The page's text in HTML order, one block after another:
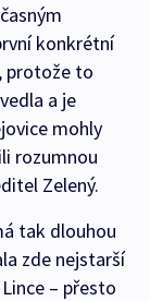
konkrétní
protože to
a je
mohly
rozumnou
Zelený.
tak dlouhou
zde nejstarší
– přesto